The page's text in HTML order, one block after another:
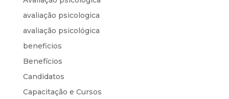
avaliação psicologica
avaliação psicológica
beneficios
Benefícios
Candidatos
Capacitação e Cursos